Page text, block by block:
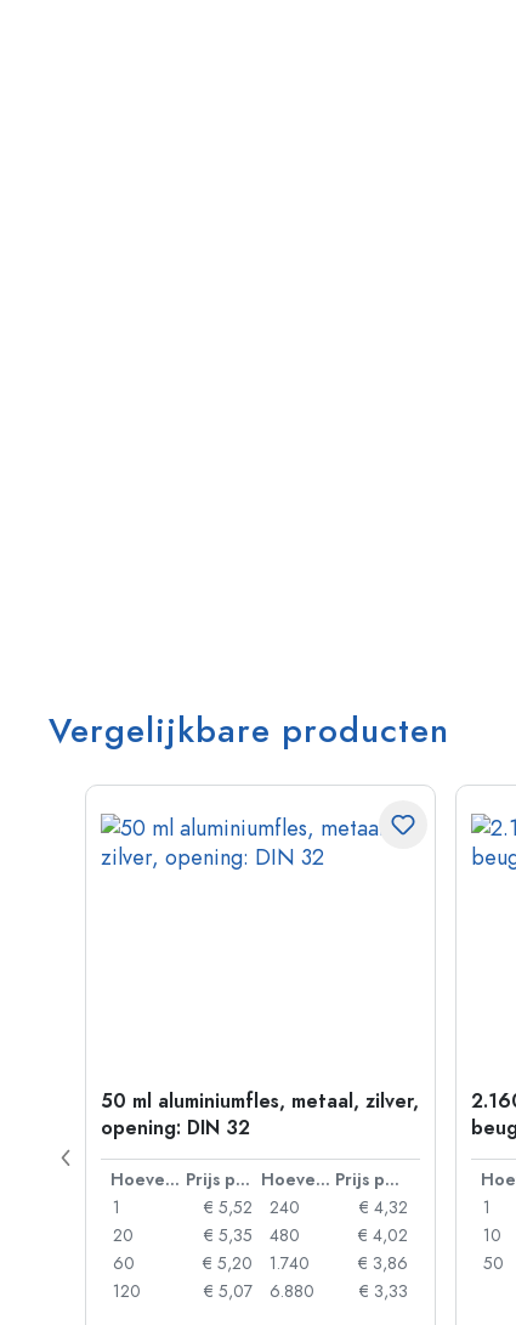
Vergelijkbare producten
50 ml aluminiumfles, metaal, zilver,
opening: DIN 32
Hoeveelheid Prijs per eenheid Hoeveelheid
Prijs per eenheid
1
€ 5,52
20
€ 5,35
60
€ 5,20
120
€ 5,07
240
€ 4,32
480
€ 4,02
1.740
€ 3,86
6.880
€ 3,33
1
10
50